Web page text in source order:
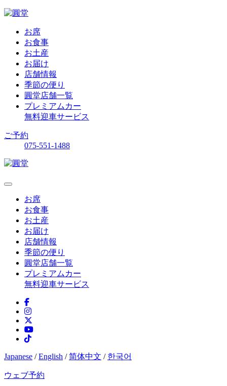
お席
お食事
お土産
お届け
店舗情報
季節の便り
圓堂店舗一覧
プレミアムカー
無料迎車サービス
ご予約
075-551-1488
お席
お食事
お土産
お届け
店舗情報
季節の便り
圓堂店舗一覧
プレミアムカー
無料迎車サービス
Japanese /English /简体中文 / 한국어
ウェブ予約